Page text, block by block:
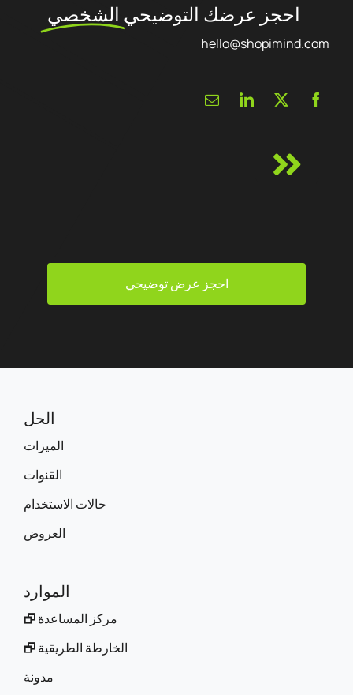
احجز عرضك التوضيحي الشخصي
hello@shopimind.com
احجز عرض توضيحي
الحل
الميزات
القنوات
حالات الاستخدام
العروض
الموارد
مركز المساعدة 🗗
الخارطة الطريقية 🗗
مدونة